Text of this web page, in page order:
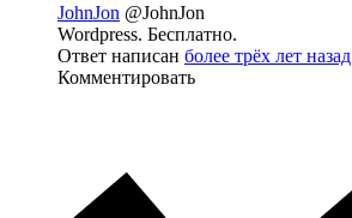
JohnJon @JohnJon
Wordpress. Бесплатно.
Ответ написан более трёх лет назад
Комментировать